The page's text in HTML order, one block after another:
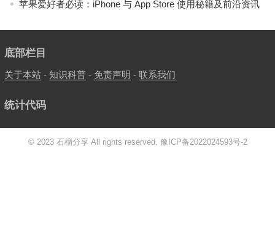
苹果爱好者必读：iPhone 与 App Store 使用秘籍及前沿资讯
底部栏目
关于本站- 知识科普- 免责声明 - 联系我们
统计代码
© 2023 石榴分享 All rights reserved. 豫ICP备2022024593号-2